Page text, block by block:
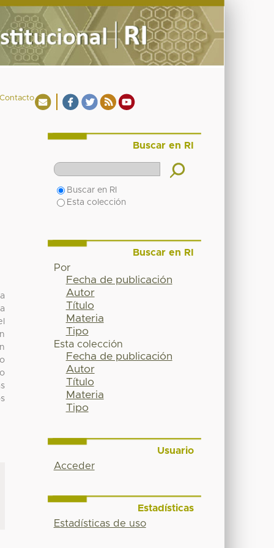
Buscar en RI
Buscar en RI
Esta colección
Buscar en RI
Por
Fecha de publicación
Autor
Título
Materia
Tipo
Esta colección
Fecha de publicación
Autor
Título
Materia
Tipo
Usuario
Acceder
Estadísticas
Estadísticas de uso